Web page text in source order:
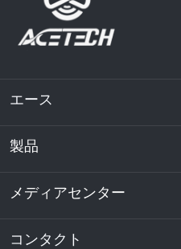
エース
私たちに関しては
持続可能性
製品
エネルギー貯蔵
データセンターおよびサー
メディアセンター
ニュース
コンタクト